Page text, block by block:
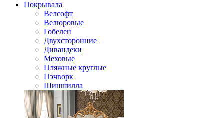
Покрывала
Велсофт
Велюровые
Гобелен
Двухсторонние
Дивандеки
Меховые
Пляжные круглые
Пэчворк
Шиншилла